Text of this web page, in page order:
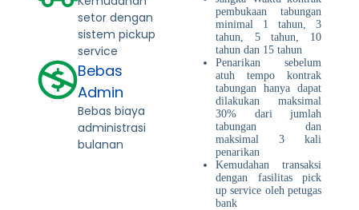
setor dengan
sistem pickup
service
Bebas
Admin
Bebas biaya
administrasi
bulanan
pembukaan tabungan
minimal 1 tahun, 3
tahun, 5 tahun, 10
tahun dan 15 tahun
Penarikan sebelum
atuh tempo kontrak
tabungan hanya dapat
dilakukan maksimal
30% dari jumlah
tabungan dan
maksimal 3 kali
penarikan
Kemudahan transaksi
dengan fasilitas pick
up service oleh petugas
bank